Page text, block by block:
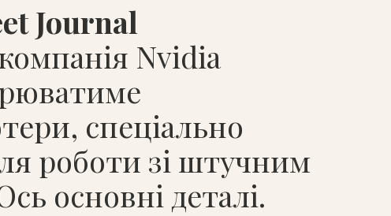
Journal
Nvidia
спеціально
роботи зі штучним
основні деталі.